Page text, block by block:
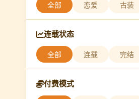
全部 恋爱 古装
连载状态
全部 连载 完结
付费模式